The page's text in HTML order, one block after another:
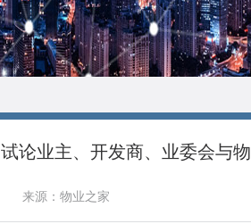
试论业主、开发商、业委会与
来源：物业之家